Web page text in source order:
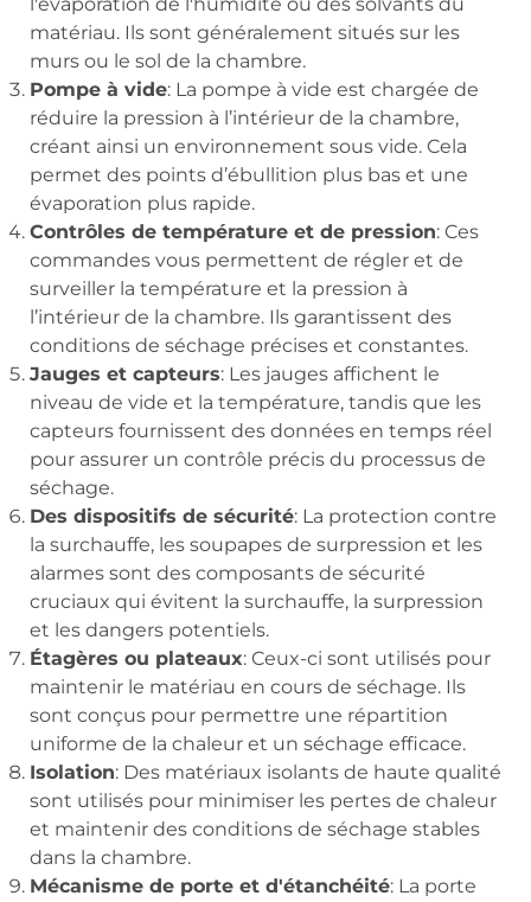
matériau. Ils sont généralement situés sur les
murs ou le sol de la chambre.
Pompe à vide: La pompe à vide est chargée de
réduire la pression à l’intérieur de la chambre,
créant ainsi un environnement sous vide. Cela
permet des points d’ébullition plus bas et une
évaporation plus rapide.
Contrôles de température et de pression: Ces
commandes vous permettent de régler et de
surveiller la température et la pression à
l’intérieur de la chambre. Ils garantissent des
conditions de séchage précises et constantes.
Jauges et capteurs: Les jauges affichent le
niveau de vide et la température, tandis que les
capteurs fournissent des données en temps réel
pour assurer un contrôle précis du processus de
séchage.
Des dispositifs de sécurité: La protection contre
la surchauffe, les soupapes de surpression et les
alarmes sont des composants de sécurité
cruciaux qui évitent la surchauffe, la surpression
et les dangers potentiels.
Étagères ou plateaux: Ceux-ci sont utilisés pour
maintenir le matériau en cours de séchage. Ils
sont conçus pour permettre une répartition
uniforme de la chaleur et un séchage efficace.
Isolation: Des matériaux isolants de haute qualité
sont utilisés pour minimiser les pertes de chaleur
et maintenir des conditions de séchage stables
dans la chambre.
Mécanisme de porte et d'étanchéité: La porte